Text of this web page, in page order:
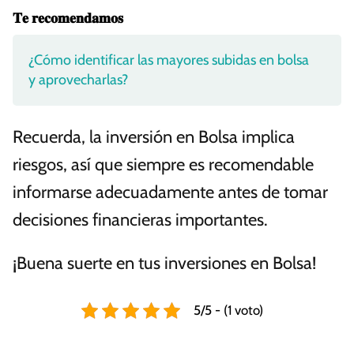
𝐓𝐞 𝐫𝐞𝐜𝐨𝐦𝐞𝐧𝐝𝐚𝐦𝐨𝐬
¿Cómo identificar las mayores subidas en bolsa
y aprovecharlas?
Recuerda, la inversión en Bolsa implica
riesgos, así que siempre es recomendable
informarse adecuadamente antes de tomar
decisiones financieras importantes.
¡Buena suerte en tus inversiones en Bolsa!
5/5 - (1 voto)